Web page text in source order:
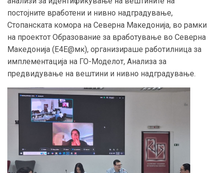
постојните вработени и нивно надградување,
Стопанската комора на Северна Македонија, во рамки
на проектот Образование за вработување во Северна
Македонија (E4E@мк), организираше работилница за
имплементација на ГО-Моделот, Анализа за
предвидување на вештини и нивно надградување.